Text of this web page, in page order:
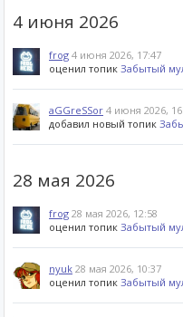
4 июня 2026
frog 4 июня 2026, 17:47
оценил топик Забытый
aGGreSSor 4 июня 2026,
добавил новый топик
28 мая 2026
frog 28 мая 2026, 12:58
оценил топик Забытый
nyuk 28 мая 2026, 10:37
оценил топик Забытый